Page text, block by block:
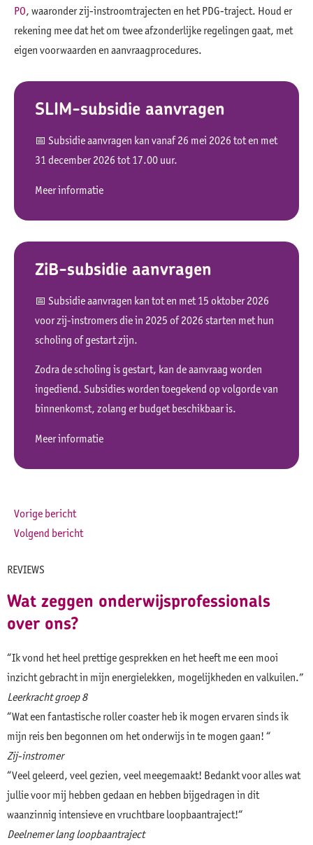
PO, waaronder zij-instroomtrajecten en het PDG-traject. Houd er
rekening mee dat het om twee afzonderlijke regelingen gaat, met
eigen voorwaarden en aanvraagprocedures.
SLIM-subsidie aanvragen
📅 Subsidie aanvragen kan vanaf 26 mei 2026 tot en met
31 december 2026 tot 17.00 uur.
Meer informatie
ZiB-subsidie aanvragen
📅 Subsidie aanvragen kan tot en met 15 oktober 2026
voor zij-instromers die in 2025 of 2026 starten met hun
scholing of gestart zijn.
Zodra de scholing is gestart, kan de aanvraag worden
ingediend. Subsidies worden toegekend op volgorde van
binnenkomst, zolang er budget beschikbaar is.
Meer informatie
Vorige bericht
Volgend bericht
REVIEWS
Wat zeggen onderwijsprofessionals
over ons?
“Ik vond het heel prettige gesprekken en het heeft me een mooi
inzicht gebracht in mijn energielekken, mogelijkheden en valkuilen.”
Leerkracht groep 8
“Wat een fantastische roller coaster heb ik mogen ervaren sinds ik
mijn reis ben begonnen om het onderwijs in te mogen gaan! “
Zij-instromer
“Veel geleerd, veel gezien, veel meegemaakt! Bedankt voor alles wat
jullie voor mij hebben gedaan en hebben bijgedragen in dit
waanzinnig intensieve en vruchtbare loopbaantraject!“
Deelnemer lang loopbaantraject